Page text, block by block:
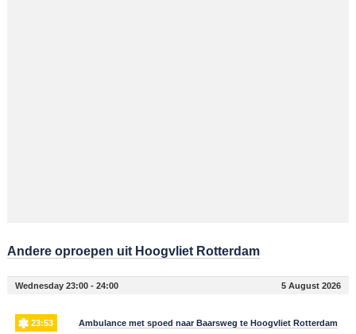
Andere oproepen uit Hoogvliet Rotterdam
Wednesday 23:00 - 24:00 5 August 2026
23:53 Ambulance met spoed naar Baarsweg te Hoogvliet Rotterdam